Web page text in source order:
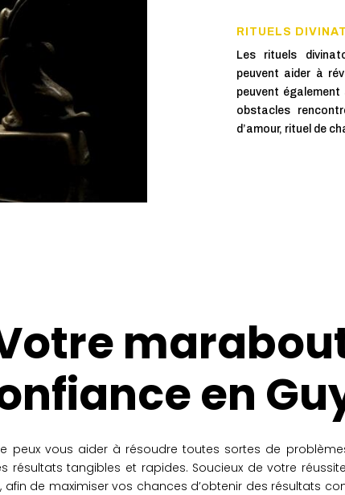
RITUELS
Les rituels
peuvent aider à
peuvent
obstacles
d’amour, rituel de
en
peux vous aider à résoudre toutes sortes de
résultats tangibles et rapides. Soucieux de votre
de maximiser vos chances d’obtenir des résultats